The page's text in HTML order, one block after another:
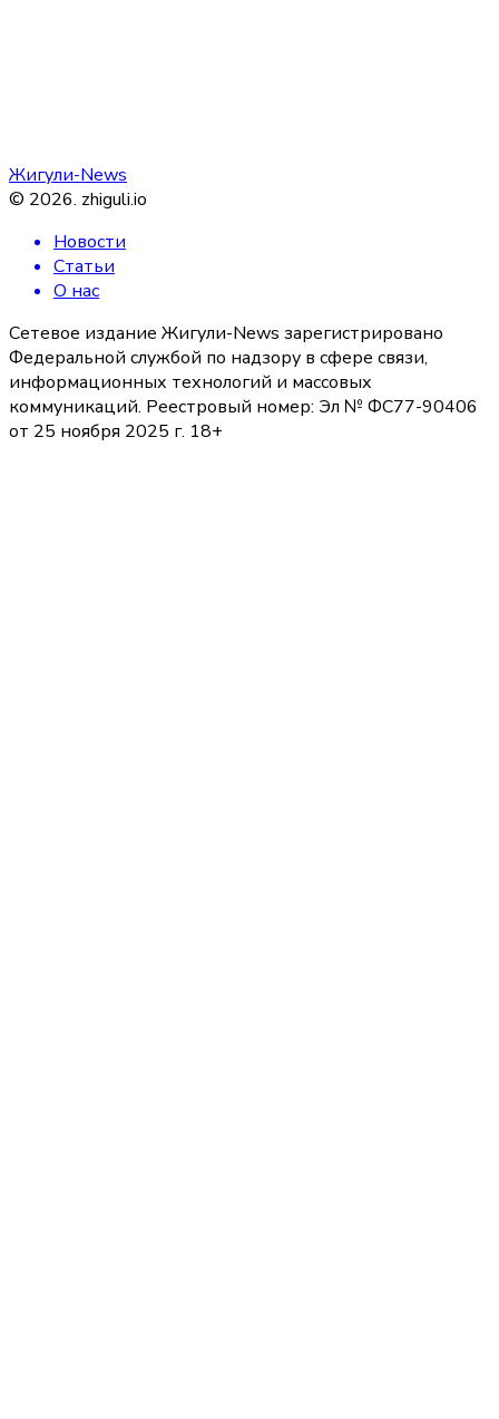
Жигули-News
© 2026. zhiguli.io
Новости
Статьи
О нас
Сетевое издание Жигули-News зарегистрировано
Федеральной службой по надзору в сфере связи,
информационных технологий и массовых
коммуникаций. Реестровый номер: Эл № ФС77-90406
от 25 ноября 2025 г. 18+